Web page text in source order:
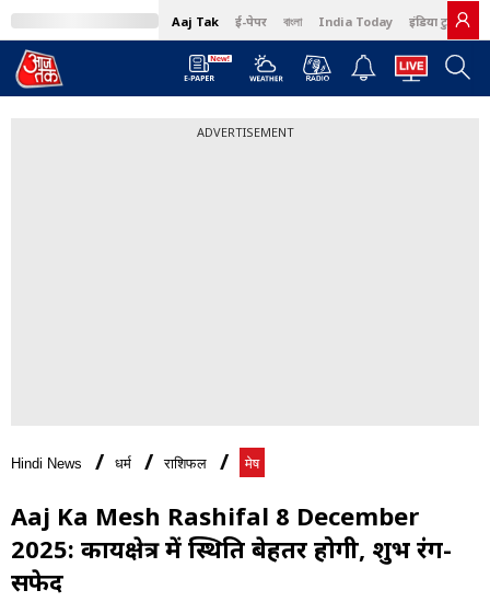
Aaj Tak ई-पेपर বাংলা India Today इंडिया टुडे हिंदी
ADVERTISEMENT
Hindi News धर्म राशिफल मेष
Aaj Ka Mesh Rashifal 8 December
2025: कार्यक्षेत्र में स्थिति बेहतर होगी, शुभ रंग-
सफेद